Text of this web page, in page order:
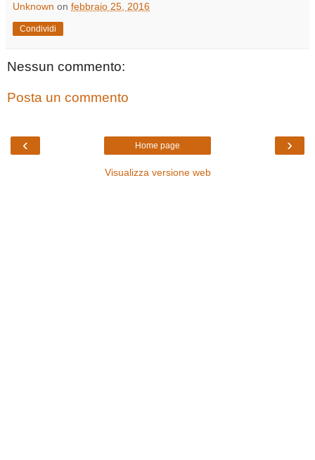
Unknown on febbraio 25, 2016
Condividi
Nessun commento:
Posta un commento
‹ ›
Home page
Visualizza versione web